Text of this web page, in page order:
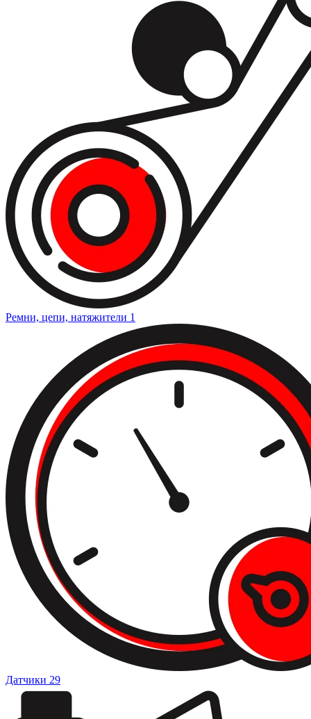
Ремни, цепи, натяжители 1
Датчики 29